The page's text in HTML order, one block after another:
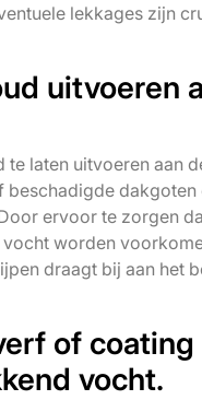
lekkages zijn
uitvoeren
laten uitvoeren aan
ervoor te zorgen
worden
draagt bij aan het
of coating
vocht.